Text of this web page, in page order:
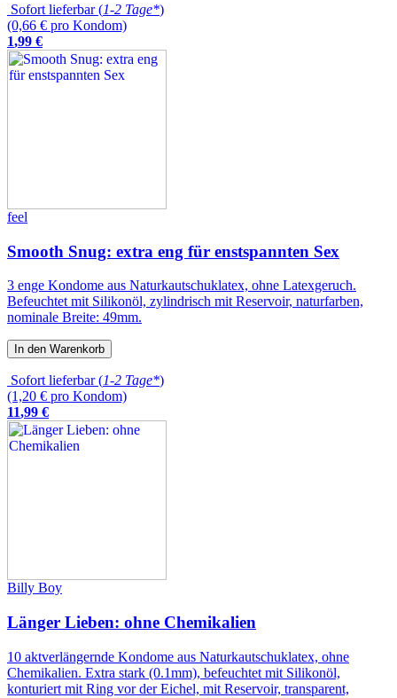
Sofort lieferbar (1-2 Tage*)
(0,66 € pro Kondom)
1,99 €
feel
Smooth Snug: extra eng für enstspannten Sex
3 enge Kondome aus Naturkautschuklatex, ohne Latexgeruch.
Befeuchtet mit Silikonöl, zylindrisch mit Reservoir, naturfarben,
nominale Breite: 49mm.
In den Warenkorb
Sofort lieferbar (1-2 Tage*)
(1,20 € pro Kondom)
11,99 €
Billy Boy
Länger Lieben: ohne Chemikalien
10 aktverlängernde Kondome aus Naturkautschuklatex, ohne
Chemikalien. Extra stark (0.1mm), befeuchtet mit Silikonöl,
konturiert mit Ring vor der Eichel, mit Reservoir, transparent,